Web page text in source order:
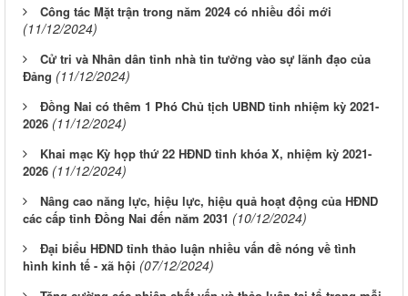
Công tác Mặt trận trong năm 2024 có nhiều đổi mới
(11/12/2024)
Cử tri và Nhân dân tỉnh nhà tin tưởng vào sự lãnh đạo của
Đảng (11/12/2024)
Đồng Nai có thêm 1 Phó Chủ tịch UBND tỉnh nhiệm kỳ 2021-
2026 (11/12/2024)
Khai mạc Kỳ họp thứ 22 HĐND tỉnh khóa X, nhiệm kỳ 2021-
2026 (11/12/2024)
Nâng cao năng lực, hiệu lực, hiệu quả hoạt động của HĐND
các cấp tỉnh Đồng Nai đến năm 2031 (10/12/2024)
Đại biểu HĐND tỉnh thảo luận nhiều vấn đề nóng về tình
hình kinh tế - xã hội (07/12/2024)